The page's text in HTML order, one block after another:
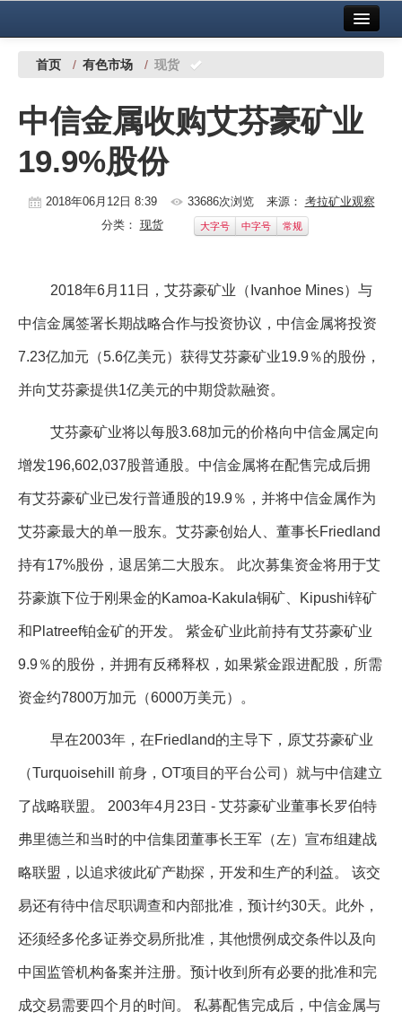
中国有色金属报社主办 广告服务
铜镍铅锌
铝
稀有稀土
地矿 建设
党建工作
企业文化
《资源再生》杂志
行情报价
数字报
首页 / 有色市场 / 现货
中信金属收购艾芬豪矿业
19.9%股份
2018年06月12日 8:39 33686次浏览 来源： 考拉矿业观察
分类： 现货 大字号 中字号 常规
2018年6月11日，艾芬豪矿业（Ivanhoe Mines）与
中信金属签署长期战略合作与投资协议，中信金属将投资
7.23亿加元（5.6亿美元）获得艾芬豪矿业19.9％的股份，
并向艾芬豪提供1亿美元的中期贷款融资。
艾芬豪矿业将以每股3.68加元的价格向中信金属定向
增发196,602,037股普通股。中信金属将在配售完成后拥
有艾芬豪矿业已发行普通股的19.9％，并将中信金属作为
艾芬豪最大的单一股东。艾芬豪创始人、董事长Friedland
持有17%股份，退居第二大股东。 此次募集资金将用于艾
芬豪旗下位于刚果金的Kamoa-Kakula铜矿、Kipushi锌矿
和Platreef铂金矿的开发。 紫金矿业此前持有艾芬豪矿业
9.9％的股份，并拥有反稀释权，如果紫金跟进配股，所需
资金约7800万加元（6000万美元）。
早在2003年，在Friedland的主导下，原艾芬豪矿业
（Turquoisehill 前身，OT项目的平台公司）就与中信建立
了战略联盟。 2003年4月23日 - 艾芬豪矿业董事长罗伯特
弗里德兰和当时的中信集团董事长王军（左）宣布组建战
略联盟，以追求彼此矿产勘探，开发和生产的利益。 该交
易还有待中信尽职调查和内部批准，预计约30天。此外，
还须经多伦多证券交易所批准，其他惯例成交条件以及向
中国监管机构备案并注册。预计收到所有必要的批准和完
成交易需要四个月的时间。 私募配售完成后，中信金属与